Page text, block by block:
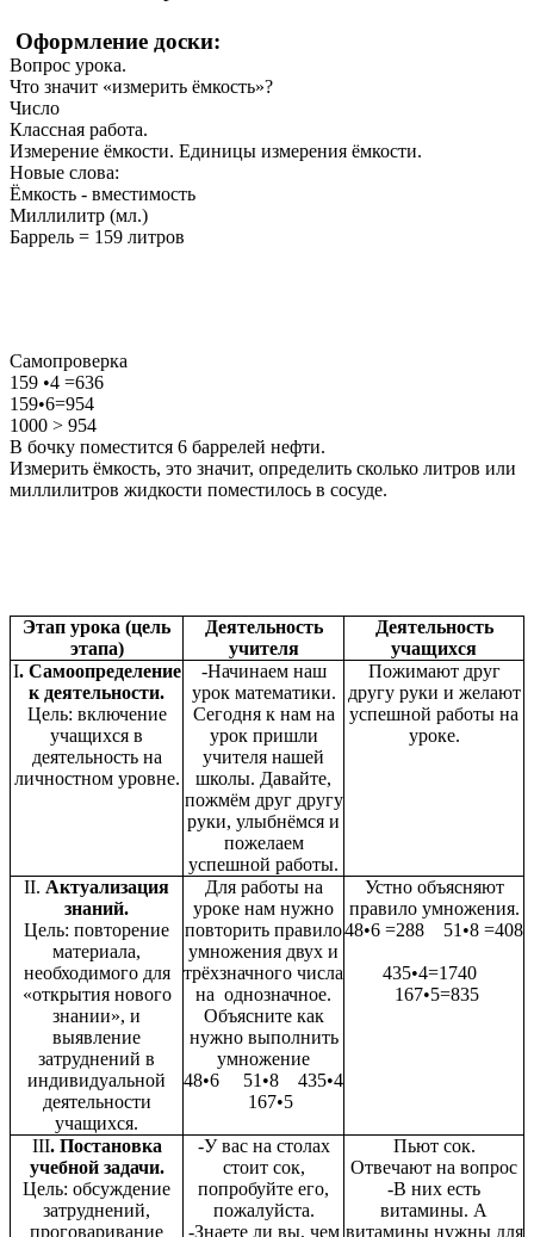
Оформление доски:
Вопрос урока.
Что значит «измерить ёмкость»?
Число
Классная работа.
Измерение ёмкости. Единицы измерения ёмкости.
Новые слова:
Ёмкость - вместимость
Миллилитр (мл.)
Баррель = 159 литров
Самопроверка
159 •4 =636
159•6=954
1000 > 954
В бочку поместится 6 баррелей нефти.
Измерить ёмкость, это значит, определить сколько литров или
миллилитров жидкости поместилось в сосуде.
Этап урока (цель
этапа)
Деятельность
учителя
Деятельность
учащихся
Ι. Самоопределение
к деятельности.
Цель: включение
учащихся в
деятельность на
личностном уровне.
-Начинаем наш
урок математики.
Сегодня к нам на
урок пришли
учителя нашей
школы. Давайте,
пожмём друг другу
руки, улыбнёмся и
пожелаем
успешной работы.
Пожимают друг
другу руки и желают
успешной работы на
уроке.
ΙΙ. Актуализация
знаний.
Цель: повторение
материала,
необходимого для
«открытия нового
знании», и
выявление
затруднений в
индивидуальной
деятельности
учащихся.
Для работы на
уроке нам нужно
повторить правило
умножения двух и
трёхзначного числа
на однозначное.
Объясните как
нужно выполнить
умножение
48•6 51•8 435•4
167•5
Устно объясняют
правило умножения.
48•6 =288 51•8 =408
435•4=1740
167•5=835
ΙΙΙ. Постановка
учебной задачи.
Цель: обсуждение
затруднений,
проговаривание
-У вас на столах
стоит сок,
попробуйте его,
пожалуйста.
-Знаете ли вы, чем
Пьют сок.
Отвечают на вопрос
-В них есть
витамины. А
витамины нужны для